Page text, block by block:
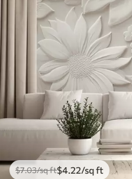
$7.03/sq ft$4 .22/sq ft